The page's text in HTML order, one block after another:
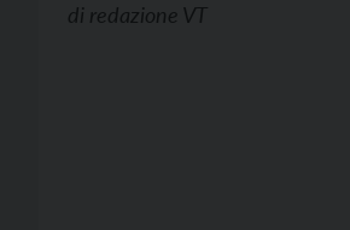
di redazione VT